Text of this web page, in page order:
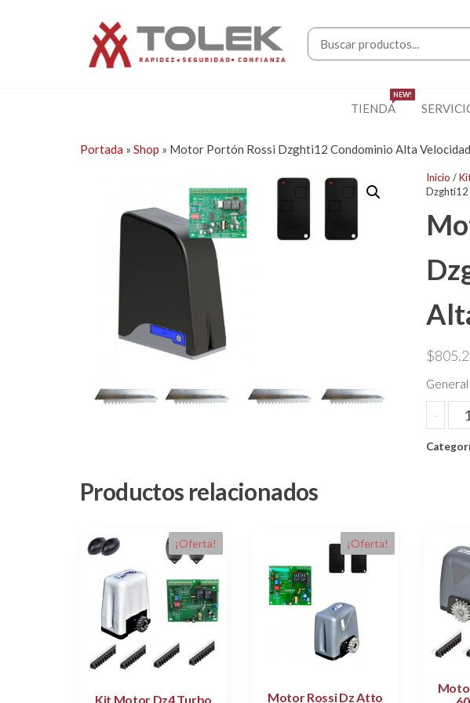
Tolek
TIENDA
NEW!
Portada » Shop » Motor Portón Rossi Dzghti12 Condominio Alta
Inicio /
$
-
Productos relacionados
¡Oferta!
Kit Motor Dz4 Turbo
¡Oferta!
Motor Rossi Dz Atto